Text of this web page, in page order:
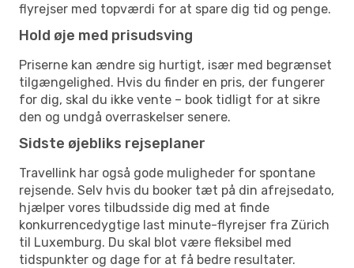
flyrejser med topværdi for at spare dig tid og penge.
Hold øje med prisudsving
Priserne kan ændre sig hurtigt, især med begrænset
tilgængelighed. Hvis du finder en pris, der fungerer
for dig, skal du ikke vente – book tidligt for at sikre
den og undgå overraskelser senere.
Sidste øjebliks rejseplaner
Travellink har også gode muligheder for spontane
rejsende. Selv hvis du booker tæt på din afrejsedato,
hjælper vores tilbudsside dig med at finde
konkurrencedygtige last minute-flyrejser fra Zürich
til Luxemburg. Du skal blot være fleksibel med
tidspunkter og dage for at få bedre resultater.